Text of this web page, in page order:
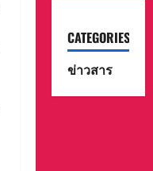
CATEGORIES
ข่าวสาร